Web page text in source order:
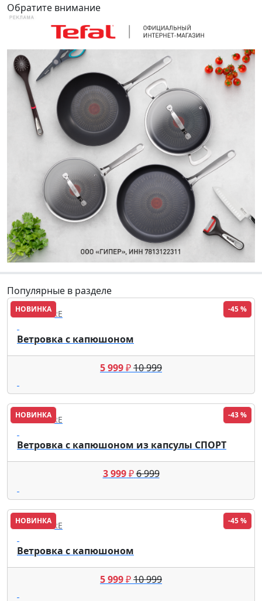
Обратите внимание
Популярные в разделе
НОВИНКА -45 %
FINN FLARE
Ветровка с капюшоном
5 999₽10 999
НОВИНКА -43 %
FINN FLARE
Ветровка с капюшоном из капсулы СПОРТ
3 999₽6 999
НОВИНКА -45 %
FINN FLARE
Ветровка с капюшоном
5 999₽10 999